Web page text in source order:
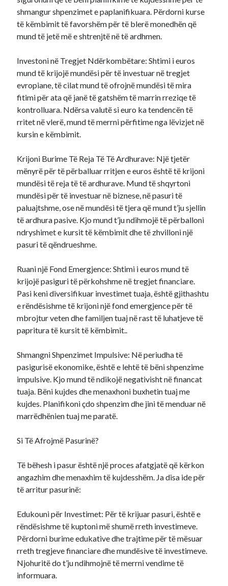
shmangur shpenzimet e paplanifikuara. Përdorni kurse
të këmbimit të favorshëm për të blerë monedhën që
mund të jetë më e shtrenjtë në të ardhmen.
Investoni në Tregjet Ndërkombëtare: Shtimi i euros
mund të krijojë mundësi për të investuar në tregjet
evropiane, të cilat mund të ofrojnë mundësi të mira
fitimi për ata që janë të gatshëm të marrin rreziqe të
kontrolluara. Ndërsa valutë si euro ka tendencën të
rritet në vlerë, mund të merrni përfitime nga lëvizjet në
kursin e këmbimit.
Krijoni Burime Të Reja Të Të Ardhurave: Një tjetër
mënyrë për të përballuar rritjen e euros është të krijoni
mundësi të reja të të ardhurave. Mund të shqyrtoni
mundësi për të investuar në biznese, në pasuri të
paluajtshme, ose në mundësi të tjera që mund t’ju sjellin
të ardhura pasive. Kjo mund t’ju ndihmojë të përballoni
ndryshimet e kursit të këmbimit dhe të zhvilloni një
pasuri të qëndrueshme.
Ruani një Fond Emergjence: Shtimi i euros mund të
krijojë pasiguri të përkohshme në tregjet financiare.
Pasi keni diversifikuar investimet tuaja, është gjithashtu
e rëndësishme të krijoni një fond emergjence për të
mbrojtur veten dhe familjen tuaj në rast të luhatjeve të
papritura të kursit të këmbimit..
Shmangni Shpenzimet Impulsive: Në periudha të
pasigurisë ekonomike, është e lehtë të bëni shpenzime
impulsive. Kjo mund të ndikojë negativisht në financat
tuaja. Bëni kujdes dhe menaxhoni buxhetin tuaj me
kujdes. Planifikoni çdo shpenzim dhe jini të menduar në
marrëdhënien tuaj me paratë.
Si Të Afrojmë Pasurinë?
Të bëhesh i pasur është një proces afatgjatë që kërkon
angazhim dhe menaxhim të kujdesshëm. Ja disa ide për
të arritur pasurinë:
Edukouni për Investimet: Për të krijuar pasuri, është e
rëndësishme të kuptoni më shumë rreth investimeve.
Përdorni burime edukative dhe trajtime për të mësuar
rreth tregjeve financiare dhe mundësive të investimeve.
Njohuritë do t’ju ndihmojnë të merrni vendime të
informuara.